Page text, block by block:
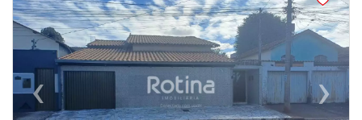
‹Previous ›Next